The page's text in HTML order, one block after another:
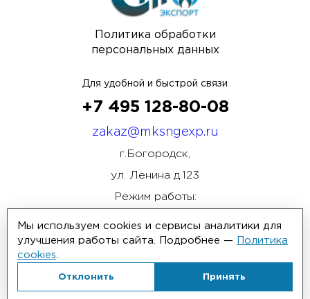
Политика обработки
персональных данных
Для удобной и быстрой связи
+7 495 128-80-08
zakaz@mksngexp.ru
г.Богородск,
ул. Ленина д.123
Режим работы:
Мы используем cookies и сервисы аналитики для
улучшения работы сайта. Подробнее —
Политика
cookies
Отклонить Принять